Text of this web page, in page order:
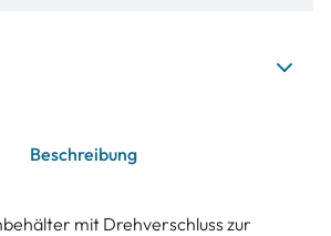
Beschreibung
mit Drehverschluss zur